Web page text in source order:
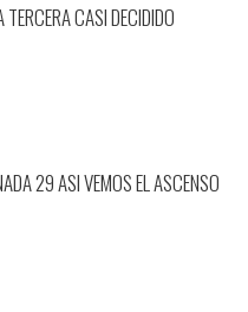
TERCERA CASI DECIDIDO
29 ASI VEMOS EL ASCENSO